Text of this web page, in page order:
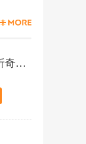
破军之刃0.1折奇幻大陆版